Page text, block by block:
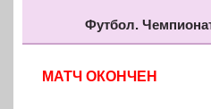
Футбол.
МАТЧ ОКОНЧЕН